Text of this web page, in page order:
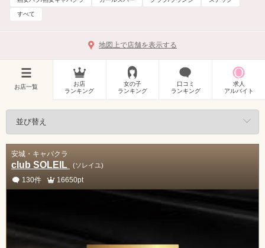
すべて
地図上で店舗を表示する
お店一覧
お店
ランキング
女の子
ランキング
口コミ
ランキング
求人
アルバイト
安城・キャバクラ
club SOLEIL (ソレイユ)
130件 16650pt